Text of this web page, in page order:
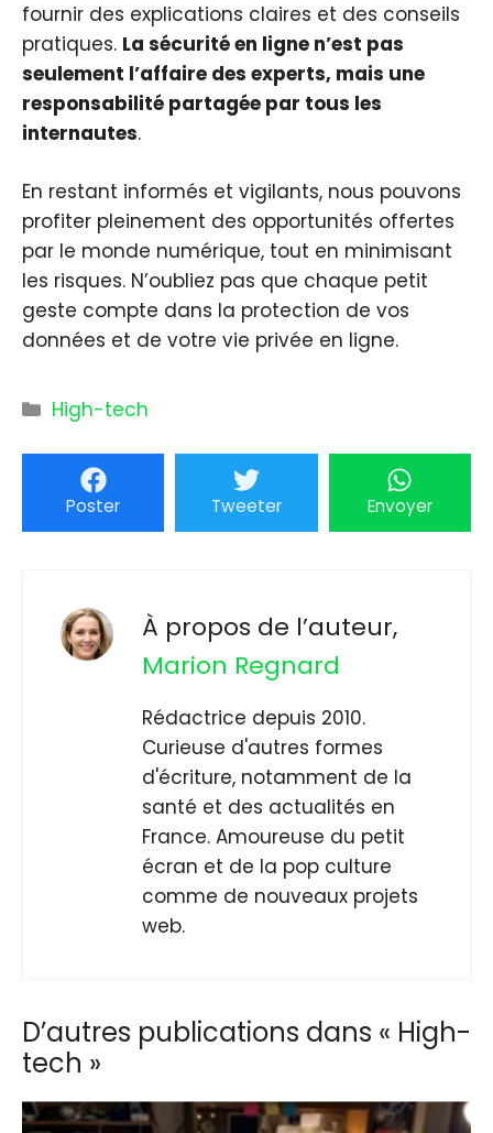
fournir des explications claires et des conseils
pratiques. La sécurité en ligne n’est pas
seulement l’affaire des experts, mais une
responsabilité partagée par tous les
internautes.
En restant informés et vigilants, nous pouvons
profiter pleinement des opportunités offertes
par le monde numérique, tout en minimisant
les risques. N’oubliez pas que chaque petit
geste compte dans la protection de vos
données et de votre vie privée en ligne.
Catégories
High-tech
Poster Tweeter Envoyer
À propos de l’auteur,
Marion Regnard
Rédactrice depuis 2010.
Curieuse d'autres formes
d'écriture, notamment de la
santé et des actualités en
France. Amoureuse du petit
écran et de la pop culture
comme de nouveaux projets
web.
D’autres publications dans « High-
tech »